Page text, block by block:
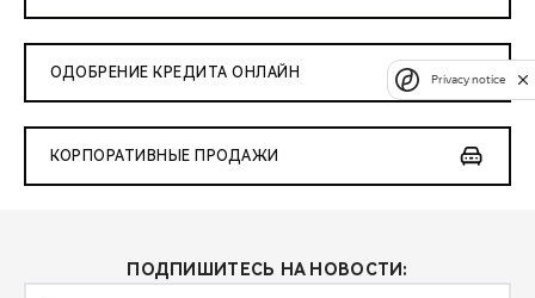
ОДОБРЕНИЕ КРЕДИТА ОНЛАЙН
КОРПОРАТИВНЫЕ ПРОДАЖИ
ПОДПИШИТЕСЬ НА НОВОСТИ:
Privacy notice